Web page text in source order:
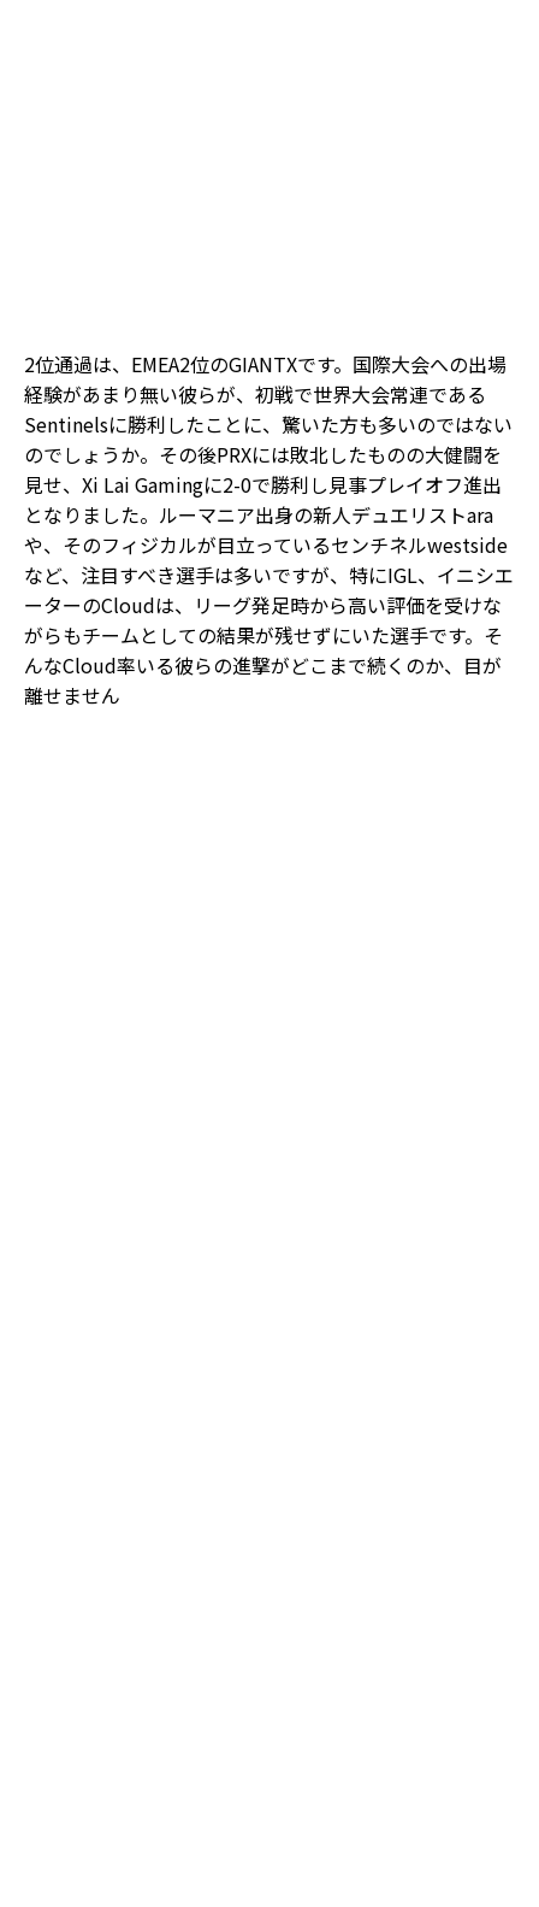
2位通過は、EMEA2位のGIANTXです。国際大会への出場
経験があまり無い彼らが、初戦で世界大会常連である
Sentinelsに勝利したことに、驚いた方も多いのではない
のでしょうか。その後PRXには敗北したものの大健闘を
見せ、Xi Lai Gamingに2-0で勝利し見事プレイオフ進出
となりました。ルーマニア出身の新人デュエリストara
や、そのフィジカルが目立っているセンチネルwestside
など、注目すべき選手は多いですが、特にIGL、イニシエ
ーターのCloudは、リーグ発足時から高い評価を受けな
がらもチームとしての結果が残せずにいた選手です。そ
んなCloud率いる彼らの進撃がどこまで続くのか、目が
離せません